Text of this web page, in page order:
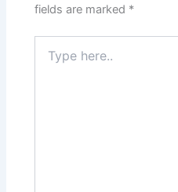
fields are marked *
here..